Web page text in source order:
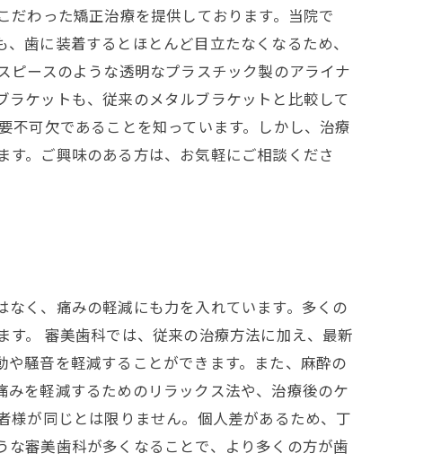
わった矯正治療を提供しております。当院で
歯に装着するとほとんど目立たなくなるため、
ピースのような透明なプラスチック製のアライナ
ケットも、従来のメタルブラケットと比較して
不可欠であることを知っています。しかし、治療
。ご興味のある方は、お気軽にご相談くださ
く、痛みの軽減にも力を入れています。多くの
。 審美歯科では、従来の治療方法に加え、最新
騒音を軽減することができます。また、麻酔の
を軽減するためのリラックス法や、治療後のケ
様が同じとは限りません。個人差があるため、丁
審美歯科が多くなることで、より多くの方が歯